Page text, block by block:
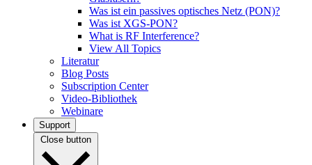
Was ist ein passives optisches Netz (PON)?
Was ist XGS-PON?
What is RF Interference?
View All Topics
Literatur
Blog Posts
Subscription Center
Video-Bibliothek
Webinare
Support
Close button